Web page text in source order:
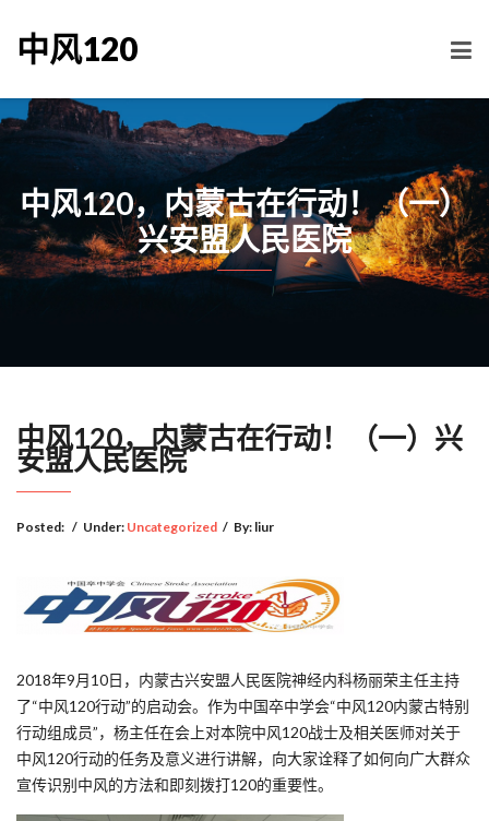
中风120
中风120，内蒙古在行动！（一）
兴安盟人民医院
中风120，内蒙古在行动！（一）兴
安盟人民医院
Posted: / Under: Uncategorized / By: liur
2018年9月10日，内蒙古兴安盟人民医院神经内科杨丽荣主任主持
了“中风120行动”的启动会。作为中国卒中学会“中风120内蒙古特别
行动组成员”，杨主任在会上对本院中风120战士及相关医师对关于
中风120行动的任务及意义进行讲解，向大家诠释了如何向广大群众
宣传识别中风的方法和即刻拨打120的重要性。